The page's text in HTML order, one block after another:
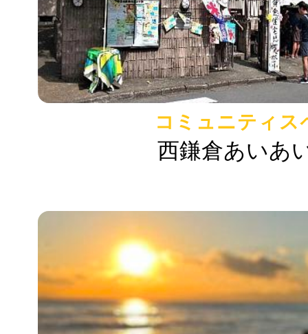
コミュニティス
西鎌倉あいあ